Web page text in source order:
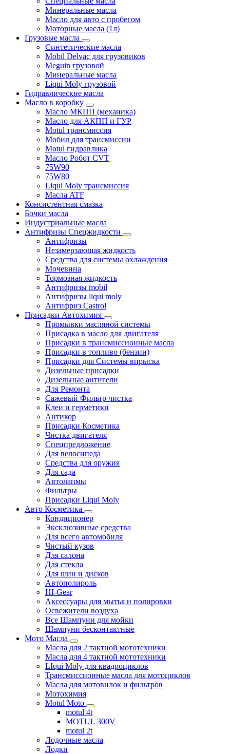
Минеральные масла
Масло для авто с пробегом
Моторные масла (1л)
Грузовые масла
Синтетические масла
Mobil Delvac для грузовиков
Meguin грузовой
Минеральные масла
Liqui Moly грузовой
Гидравлические масла
Масло в коробку
Масло МКПП (механика)
Масло для АКПП и ГУР
Motul трансмиссия
Мобил для трансмиссии
Motul гидравлика
Масло Робот CVT
75W90
75W80
Liqui Moly трансмиссия
Масла ATF
Консистентная смазка
Бочки масла
Индустриальные масла
Антифризы Спецжидкости
Антифризы
Незамерзающая жидкость
Средства для системы охлаждения
Мочевина
Тормозная жидкость
Антифризы mobil
Антифризы liqui moly
Антифриз Castrol
Присадки Автохимия
Промывки масляной системы
Присадка в масло для двигателя
Присадки в трансмиссионные масла
Присадки в топливо (бензин)
Присадки для Системы впрыска
Дизельные присадки
Дизельные антигели
Для Ремонта
Сажевый Фильтр чистка
Клеи и герметики
Антикор
Присадки Косметика
Чистка двигателя
Спецпредложение
Для велосипеда
Средства для оружия
Для сада
Автолапмы
Фильтры
Присадки Liqui Moly
Авто Косметика
Кондиционер
Эксклюзивные средства
Для всего автомобиля
Чистый кузов
Для салона
Для стекла
Для шин и дисков
Автополироль
HI-Gear
Аксессуары для мытья и полировки
Освежители воздуха
Все Шампуни для мойки
Шампуни бесконтактные
Мото Масла
Масла для 2 тактной мототехники
Масла для 4 тактной мототехники
LIqui Moly для квадроциклов
Трансмиссионные масла для мотоциклов
Масла для мотовилок и фильтров
Мотохимия
Motul Moto
motul 4t
MOTUL 300V
motul 2t
Лодочные масла
Лодки